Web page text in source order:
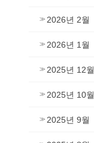
2026년 2월
2026년 1월
2025년 12월
2025년 10월
2025년 9월